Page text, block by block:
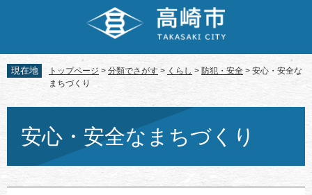
先
頭
す。
を
飛
し
へ
現在地 トップページ > 分類でさがす > くらし > 防犯・安全 > 安心・安全な
まちづくり
安心・安全なまちづくり